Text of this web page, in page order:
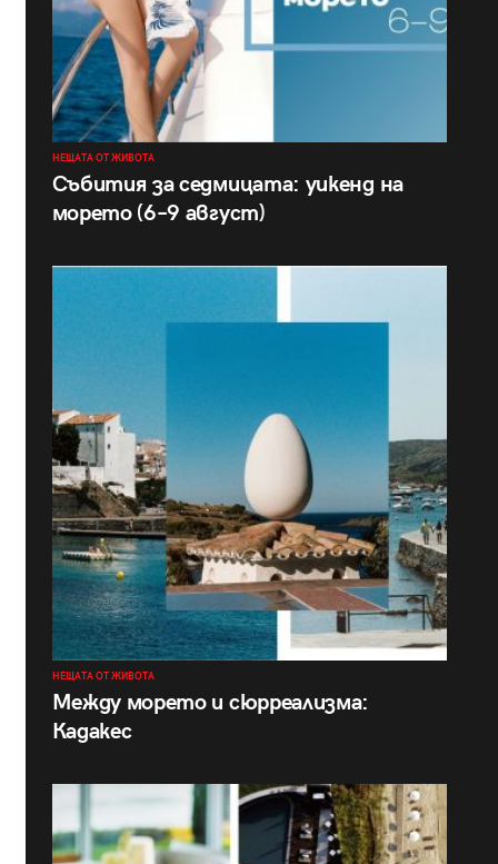
НЕЩАТА ОТ ЖИВОТА
Събития за седмицата: уикенд на
морето (6–9 август)
НЕЩАТА ОТ ЖИВОТА
Между морето и сюрреализма:
Кадакес